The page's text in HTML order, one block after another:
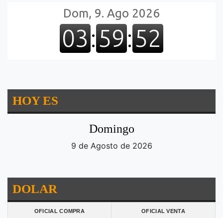
HOY ES
Domingo
9 de Agosto de 2026
DOLAR
OFICIAL COMPRA OFICIAL VENTA